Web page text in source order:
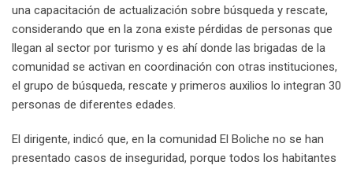
una capacitación de actualización sobre búsqueda y rescate,
considerando que en la zona existe pérdidas de personas que
llegan al sector por turismo y es ahí donde las brigadas de la
comunidad se activan en coordinación con otras instituciones,
el grupo de búsqueda, rescate y primeros auxilios lo integran 30
personas de diferentes edades.
El dirigente, indicó que, en la comunidad El Boliche no se han
presentado casos de inseguridad, porque todos los habitantes